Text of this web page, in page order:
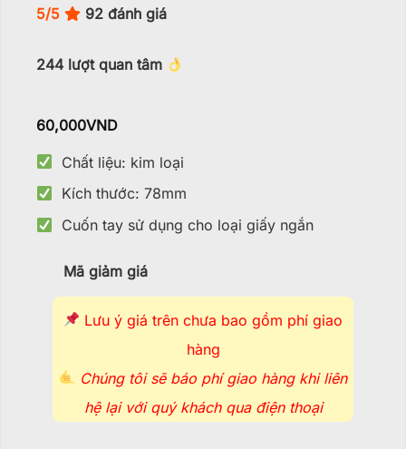
5/5 92 đánh giá
244 lượt quan tâm
60,000VND
Chất liệu: kim loại
Kích thước: 78mm
Cuốn tay sử dụng cho loại giấy ngắn
Mã giảm giá
Lưu ý giá trên chưa bao gồm phí giao
hàng
Chúng tôi sẽ báo phí giao hàng khi liên
hệ lại với quý khách qua điện thoại